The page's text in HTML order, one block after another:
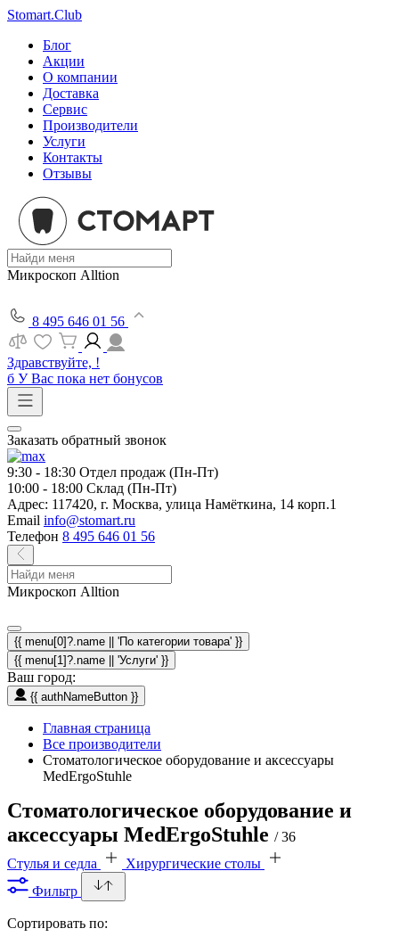
Stomart.Club
Блог
Акции
О компании
Доставка
Сервис
Производители
Услуги
Контакты
Отзывы
Микроскоп Alltion
8 495 646 01 56
Здравствуйте, !
б У Вас пока нет бонусов
Заказать обратный звонок
9:30 - 18:30 Отдел продаж (Пн-Пт)
10:00 - 18:00 Склад (Пн-Пт)
Адрес: 117420, г. Москва, улица Намёткина, 14 корп.1
Email info@stomart.ru
Телефон 8 495 646 01 56
Микроскоп Alltion
{{ menu[0]?.name || 'По категории товара' }}
{{ menu[1]?.name || 'Услуги' }}
Ваш город:
{{ authNameButton }}
Главная страница
Все производители
Стоматологическое оборудование и аксессуары
MedErgoStuhle
Стоматологическое оборудование и
аксессуары MedErgoStuhle / 36
Стулья и седла
Хирургические столы
Фильтр
Сортировать по: